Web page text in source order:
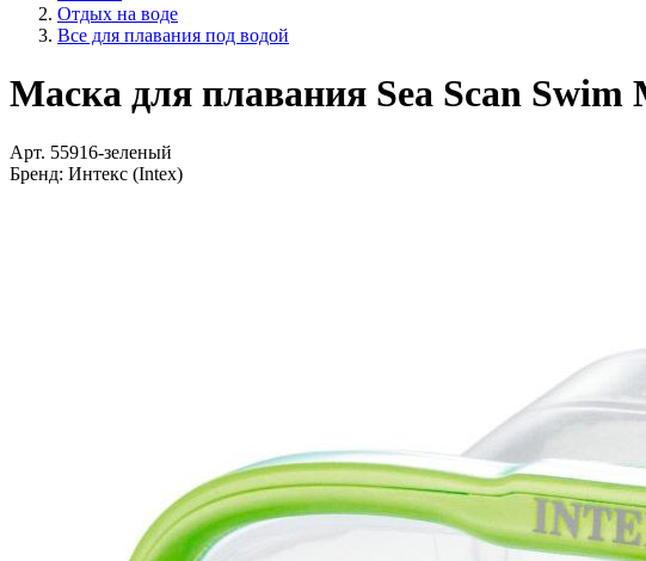
Отдых на воде
Все для плавания под водой
Маска для плавания Sea Scan Swim
Арт. 55916-зеленый
Бренд: Интекс (Intex)